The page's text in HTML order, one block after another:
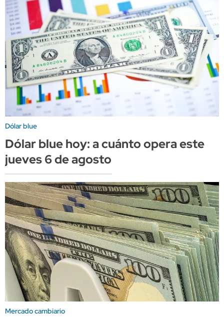
Dólar blue
Dólar blue hoy: a cuánto opera este
jueves 6 de agosto
Mercado cambiario